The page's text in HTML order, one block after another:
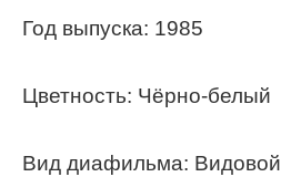
Год выпуска: 1985
Цветность: Чёрно-белый
Вид диафильма: Видовой